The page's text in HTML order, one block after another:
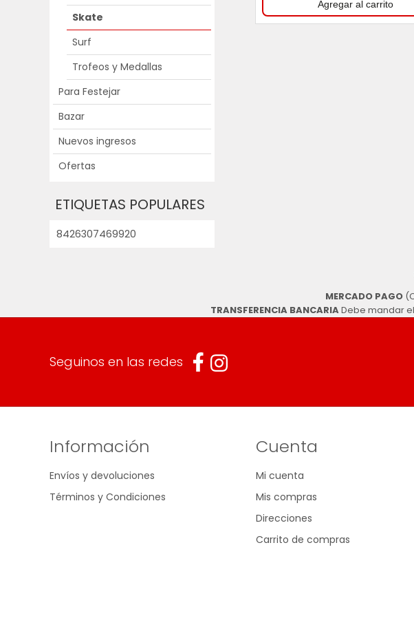
Skate
Surf
Trofeos y Medallas
Para Festejar
Bazar
Nuevos ingresos
Ofertas
ETIQUETAS POPULARES
8426307469920
MERCADO PAGO
TRANSFERENCIA BANCARIADebe mandar
Seguinos en las redes
Información
Envíos y devoluciones
Términos y Condiciones
Cuenta
Mi cuenta
Mis compras
Direcciones
Carrito de compras